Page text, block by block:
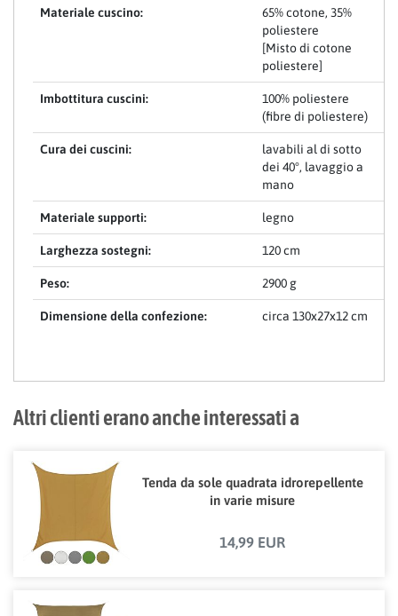
Materiale cuscino:
65% cotone, 35%
poliestere
[Misto di cotone
poliestere]
Imbottitura cuscini:
100% poliestere
(fibre di poliestere)
Cura dei cuscini:
lavabili al di sotto
dei 40°, lavaggio a
mano
Materiale supporti: legno
Larghezza sostegni: 120 cm
Peso: 2900 g
Dimensione della confezione: circa 130x27x12 cm
Altri clienti erano anche interessati a
Tenda da sole quadrata idrorepellente
in varie misure
14,99 EUR